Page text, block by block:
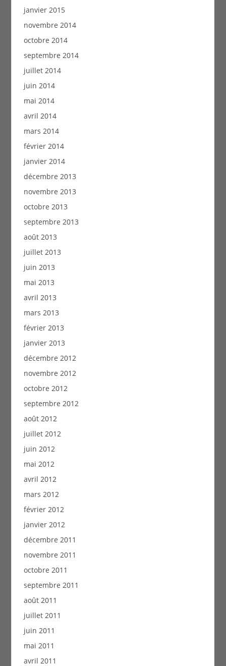
janvier 2015
novembre 2014
octobre 2014
septembre 2014
juillet 2014
juin 2014
mai 2014
avril 2014
mars 2014
février 2014
janvier 2014
décembre 2013
novembre 2013
octobre 2013
septembre 2013
août 2013
juillet 2013
juin 2013
mai 2013
avril 2013
mars 2013
février 2013
janvier 2013
décembre 2012
novembre 2012
octobre 2012
septembre 2012
août 2012
juillet 2012
juin 2012
mai 2012
avril 2012
mars 2012
février 2012
janvier 2012
décembre 2011
novembre 2011
octobre 2011
septembre 2011
août 2011
juillet 2011
juin 2011
mai 2011
avril 2011